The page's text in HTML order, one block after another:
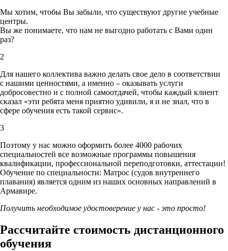
Мы хотим, чтобы Вы забыли, что существуют другие учебные
центры.
Вы же понимаете, что нам не выгодно работать с Вами один
раз?
2
Для нашего коллектива важно делать свое дело в соответствии
с нашими ценностями, а именно – оказывать услуги
добросовестно и с полной самоотдачей, чтобы каждый клиент
сказал «эти ребята меня приятно удивили, я и не знал, что в
сфере обучения есть такой сервис».
3
Поэтому у нас можно оформить более 4000 рабочих
специальностей все возможные программы повышения
квалификации, профессиональной переподготовки, аттестации!
Обучение по специальности: Матрос (судов внутреннего
плавания) является одним из наших основных направлений в
Армавире.
Получить необходимое удостоверение у нас - это просто!
Рассчитайте стоимость дистанционного
обучения